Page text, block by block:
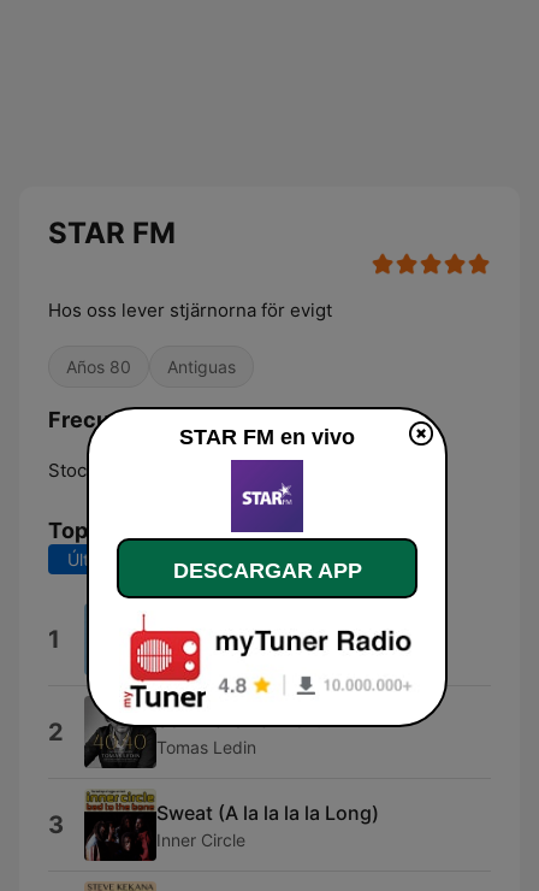
STAR FM
Hos oss lever stjärnorna för evigt
Años 80 Antiguas
Frecuencias STAR FM:
Stockholm:
Top Canciones
Últimos 7 días Últimos 30 días
1 La Isla Bonita
David Guetta & Madonna
2 Sommaren är kort
Tomas Ledin
3 Sweat (A la la la la Long)
Inner Circle
STAR FM en vivo
DESCARGAR APP